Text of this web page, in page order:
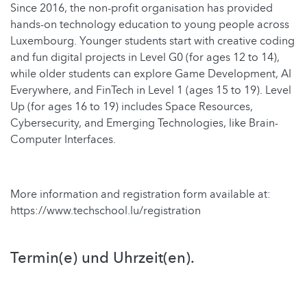
Since 2016, the non-profit organisation has provided
hands-on technology education to young people across
Luxembourg. Younger students start with creative coding
and fun digital projects in Level G0 (for ages 12 to 14),
while older students can explore Game Development, AI
Everywhere, and FinTech in Level 1 (ages 15 to 19). Level
Up (for ages 16 to 19) includes Space Resources,
Cybersecurity, and Emerging Technologies, like Brain-
Computer Interfaces.
More information and registration form available at:
https://www.techschool.lu/registration
Termin(e) und Uhrzeit(en).